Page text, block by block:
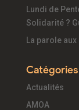
Lundi de
Solidarité ?
La parole
Catégories
Actualités
AMOA